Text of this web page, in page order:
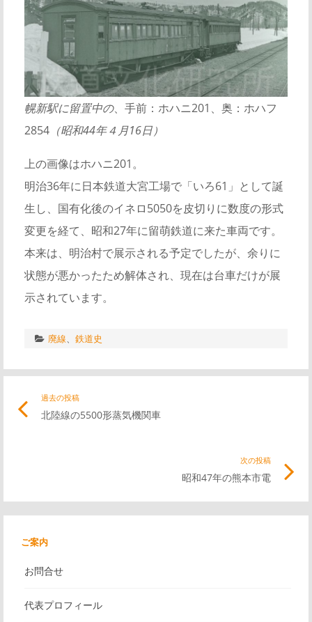
幌新駅に留置中の、手前：ホハニ201、奥：ホハフ
2854 （昭和44年４月16日）
上の画像はホハニ201。
明治36年に日本鉄道大宮工場で「いろ61」として誕
生し、国有化後のイネロ5050を皮切りに数度の形式
変更を経て、昭和27年に留萌鉄道に来た車両です。
本来は、明治村で展示される予定でしたが、余りに
状態が悪かったため解体され、現在は台車だけが展
示されています。
廃線、 鉄道史
ビ
ゲ
過去の投稿
北陸線の5500形蒸気機関車
リ
ク
次の投稿
昭和47年の熊本市電
記
事
ご案内
お問合せ
代表プロフィール